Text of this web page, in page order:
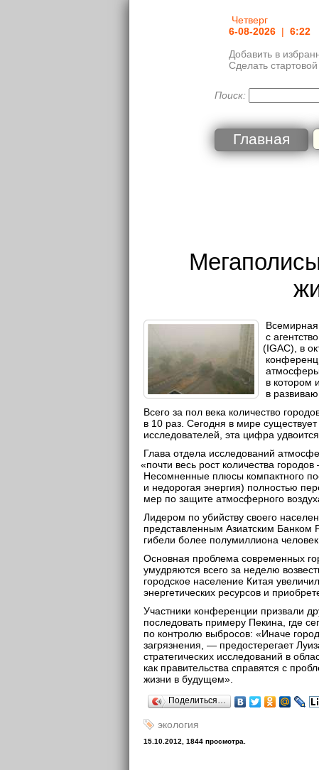
Четверг
6-08-2026 | 6:22
Добавить в
Сделать стартовой
Поиск:
Главная
Всемирная
с
(IGAC), в
атмосферы
в котором
в
Всего за пол века количество
в 10 раз. Сегодня в мире
исследователей, эта цифра удвоится.
Глава отдела исследований
«почти весь рост количества
Несомненные плюсы компактного
и недорогая энергия) полностью
мер по защите атмосферного
Лидером по убийству своего
представленным Азиатским Банком
гибели более полумиллиона человек
Основная проблема современных
умудряются всего за неделю
городское население Китая
энергетических ресурсов и
Участники конференции призвали
последовать примеру Пекина, где
по контролю выбросов: «Иначе
загрязнения, — предостерегает
стратегических исследований в
как правительства справятся с
жизни в будущем».
Поделиться…
экология
15.10.2012, 1844 просмотра.